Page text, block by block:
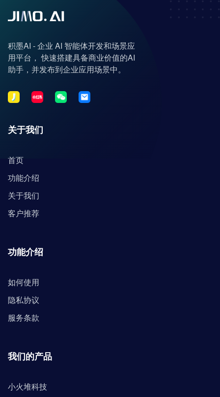
积墨AI - 企业 AI 智能体开发和场景应
用平台， 快速搭建具备商业价值的AI
助手，并发布到企业应用场景中。
关于我们
首页
功能介绍
关于我们
客户推荐
功能介绍
如何使用
隐私协议
服务条款
我们的产品
小火堆科技